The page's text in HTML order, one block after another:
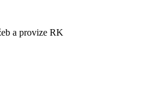
a provize RK